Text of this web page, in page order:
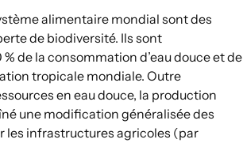
dans le domaine de
des systèmes
alimentaire mondial sont des
de biodiversité. Ils sont
de la consommation d’eau douce et de
tropicale mondiale. Outre
en eau douce, la production
une modification généralisée des
les infrastructures agricoles (par